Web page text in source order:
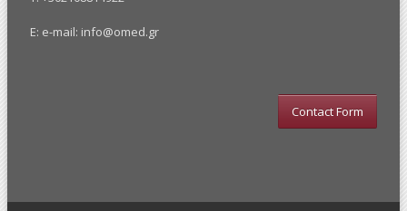
E: e-mail: info@omed.gr
Contact Form